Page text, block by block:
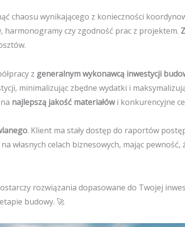
chaosu wynikającego z konieczności
czy zgodność prac z projektem.
z generalnym wykonawcą inwestycji
minimalizując zbędne wydatki i
najlepszą jakość materiałówi konkurencyjne
. Klient ma stały dostęp do raportów
własnych celach biznesowych, mając
rozwiązania dopasowane do Twojej
budowy. 🚀